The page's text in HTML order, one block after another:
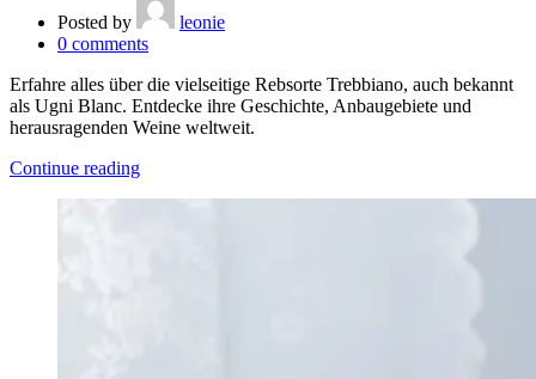
Posted by
leonie
0 comments
Erfahre alles über die vielseitige Rebsorte Trebbiano, auch bekannt
als Ugni Blanc. Entdecke ihre Geschichte, Anbaugebiete und
herausragenden Weine weltweit.
Continue reading